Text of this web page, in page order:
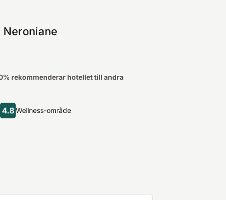
Neroniane
% rekommenderar hotellet till andra
4.8 Wellness-område